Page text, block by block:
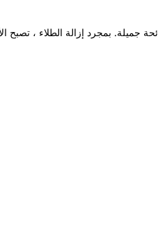
جميلة. بمجرد إزالة الطلاء ، تصبح